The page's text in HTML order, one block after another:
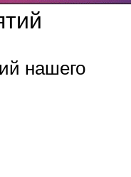
нашего